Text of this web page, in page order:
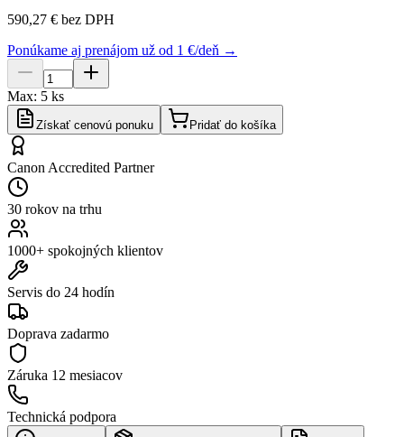
590,27 € bez DPH
Ponúkame aj prenájom už od 1 €/deň →
Max: 5 ks
Získať cenovú ponuku Pridať do košíka
Canon Accredited Partner
30 rokov na trhu
1000+ spokojných klientov
Servis do 24 hodín
Doprava zadarmo
Záruka 12 mesiacov
Technická podpora